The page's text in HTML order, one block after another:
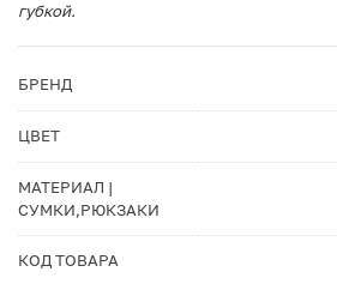
губкой.
БРЕНД
ЦВЕТ
МАТЕРИАЛ |
СУМКИ,РЮКЗАКИ
КОД ТОВАРА